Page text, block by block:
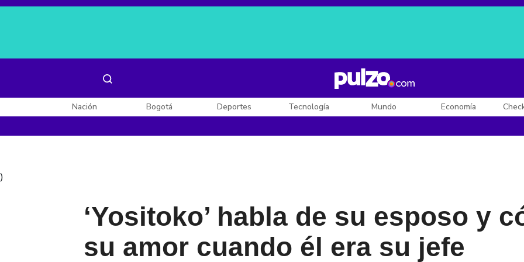
Posesión de De la Espriella
Nación Bogotá Deportes Tecnología Mundo Economía
)
‘Yositoko’ habla de su esposo y
su amor cuando él era su jefe